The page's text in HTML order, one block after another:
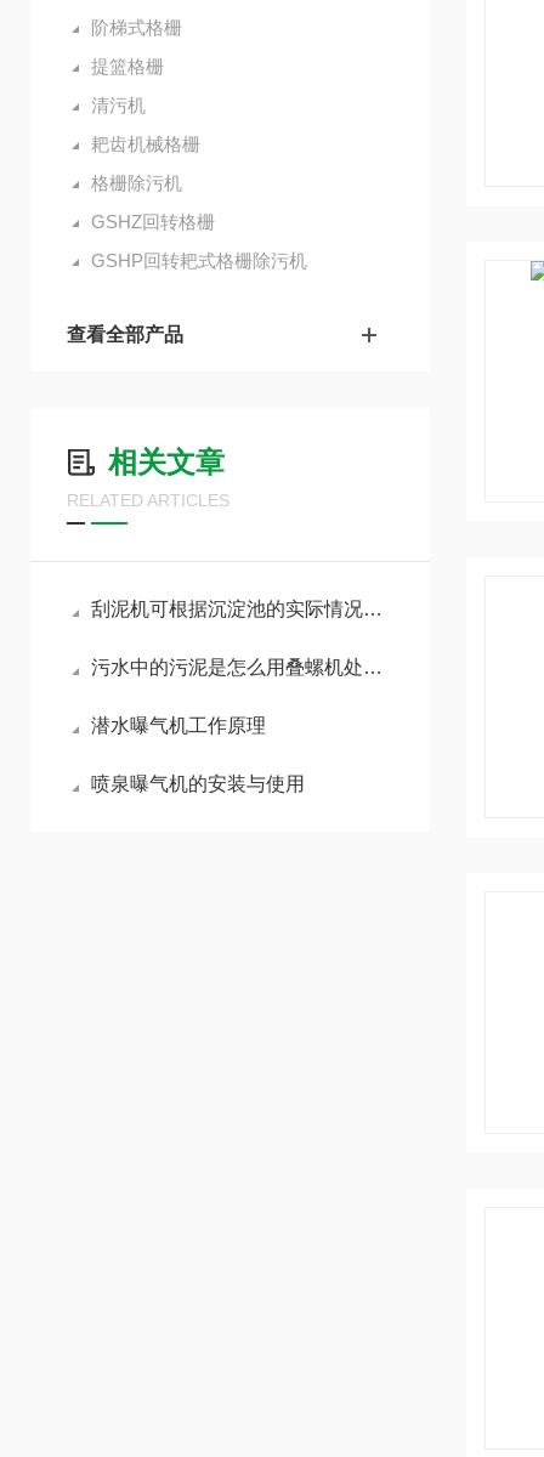
阶梯式格栅
提篮格栅
清污机
耙齿机械格栅
格栅除污机
GSHZ回转格栅
GSHP回转耙式格栅除污机
查看全部产品
相关文章
RELATED ARTICLES
刮泥机可根据沉淀池的实际情况自动调节刮泥速度和深度
污水中的污泥是怎么用叠螺机处理的
潜水曝气机工作原理
喷泉曝气机的安装与使用